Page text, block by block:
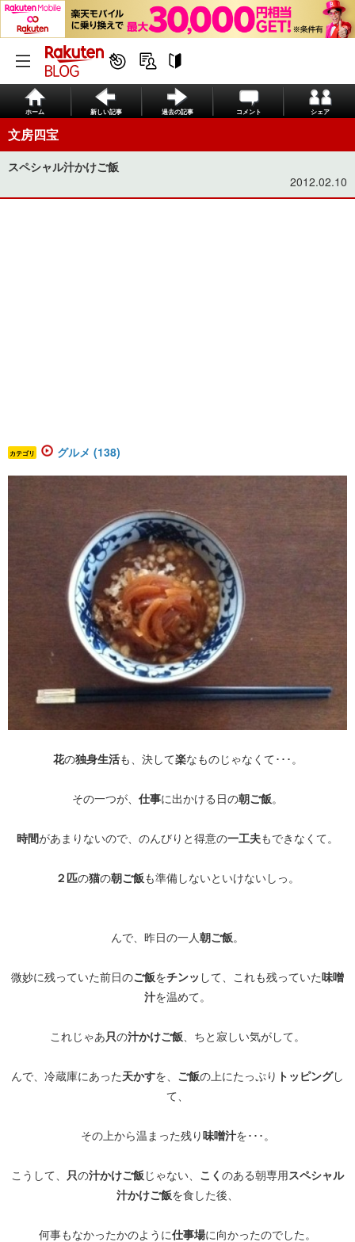
ホーム 新しい記事 過去の記事 コメント シェア
文房四宝
スペシャル汁かけご飯
2012.02.10
カテゴリ グルメ (138)
花の独身生活も、決して楽なものじゃなくて･･･。
その一つが、 仕事に出かける日の朝ご飯。
時間があまりないので、のんびりと得意の一工夫もできなくて。
２匹の猫の朝ご飯も準備しないといけないしっ。
んで、昨日の一人朝ご飯。
微妙に残っていた前日のご飯をチンッ して、これも残っていた 味噌
汁を温めて。
これじゃあ只の汁かけご飯 、ちと寂しい気がして。
んで、冷蔵庫にあった天かすを、 ご飯の上にたっぷり トッピングし
て、
その上から温まった残り 味噌汁を･･･。
こうして、 只の汁かけご飯 じゃない、 こく のある朝専用 スペシャル
汁かけご飯を食した後、
何事もなかったかのように仕事場に向かったのでした。